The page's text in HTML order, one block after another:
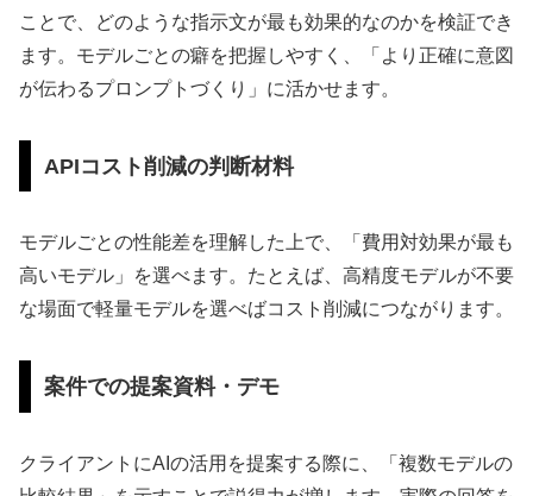
ことで、どのような指示文が最も効果的なのかを検証でき
ます。モデルごとの癖を把握しやすく、「より正確に意図
が伝わるプロンプトづくり」に活かせます。
APIコスト削減の判断材料
モデルごとの性能差を理解した上で、「費用対効果が最も
高いモデル」を選べます。たとえば、高精度モデルが不要
な場面で軽量モデルを選べばコスト削減につながります。
案件での提案資料・デモ
クライアントにAIの活用を提案する際に、「複数モデルの